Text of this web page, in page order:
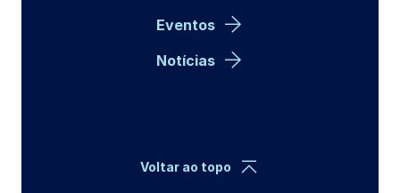
Eventos
Notícias
Voltar ao topo